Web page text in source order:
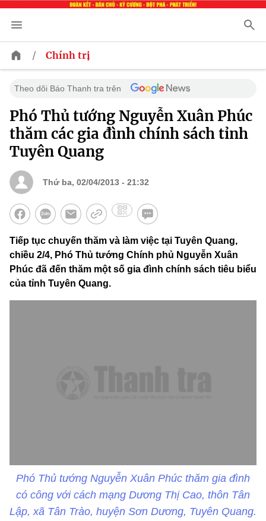
/ Chính trị
Theo dõi Báo Thanh tra trên
Phó Thủ tướng Nguyễn Xuân Phúc
thăm các gia đình chính sách tỉnh
Tuyên Quang
Thứ ba, 02/04/2013 - 21:32
Tiếp tục chuyến thăm và làm việc tại Tuyên Quang,
chiều 2/4, Phó Thủ tướng Chính phủ Nguyễn Xuân
Phúc đã đến thăm một số gia đình chính sách tiêu biểu
của tỉnh Tuyên Quang.
Phó Thủ tướng Nguyễn Xuân Phúc thăm gia đình
có công với cách mạng Dương Thị Cao, thôn Tân
Lập, xã Tân Trào, huyện Sơn Dương, Tuyên Quang.